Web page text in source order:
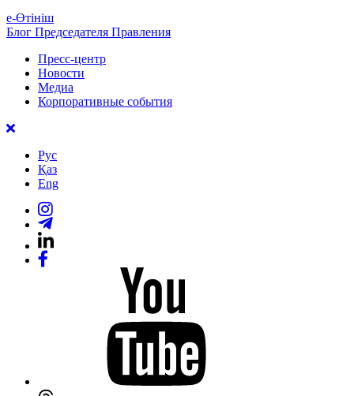
е-Өтініш
Блог Председателя Правления
Пресс-центр
Новости
Медиа
Корпоративные события
Рус
Қаз
Eng